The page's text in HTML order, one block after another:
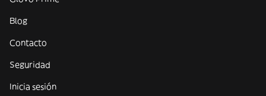
Blog
Contacto
Seguridad
Inicia sesión